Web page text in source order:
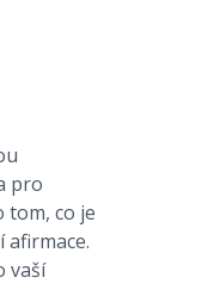
pro
tom, co je
afirmace.
vaší